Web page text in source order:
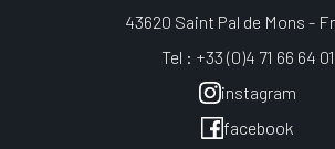
43620 Saint Pal de Mons -
Tel : +33 (0)4 71 66 64 01
instagram
facebook